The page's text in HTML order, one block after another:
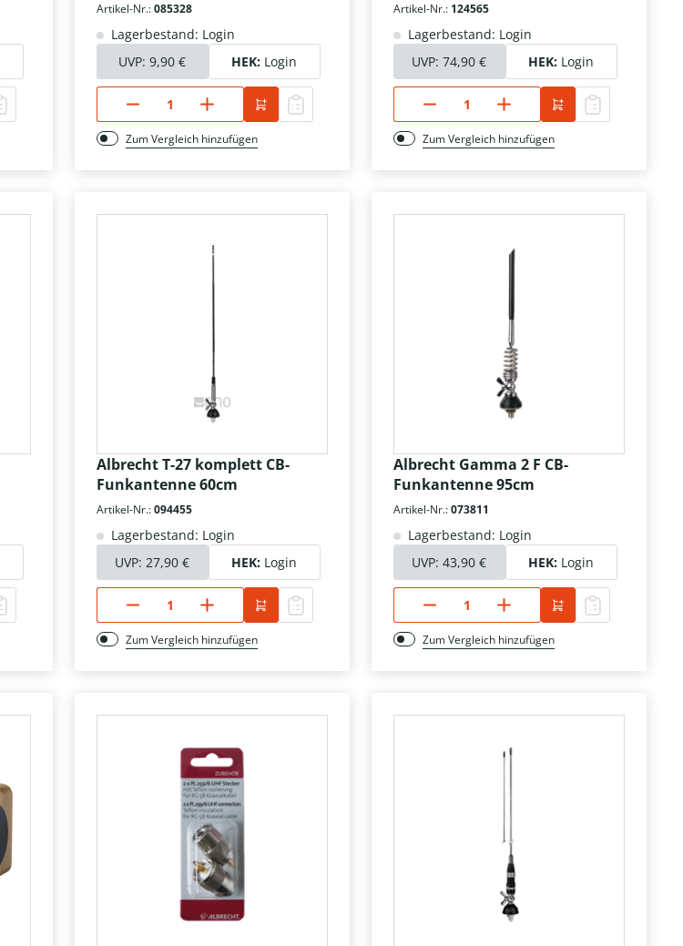
Artikel-Nr.:085328
Lagerbestand: Login
UVP:9,90 € HEK: Login
Zum Vergleich hinzufügen
Artikel-Nr.: 124565
Lagerbestand: Login
UVP:74,90 € HEK: Login
Zum Vergleich hinzufügen
Albrecht T-27 komplett CB-
Funkantenne 60cm
Artikel-Nr.:094455
Lagerbestand: Login
UVP:27,90 € HEK: Login
Zum Vergleich hinzufügen
Albrecht Gamma 2 F CB-
Funkantenne 95cm
Artikel-Nr.:073811
Lagerbestand: Login
UVP:43,90 € HEK: Login
Zum Vergleich hinzufügen